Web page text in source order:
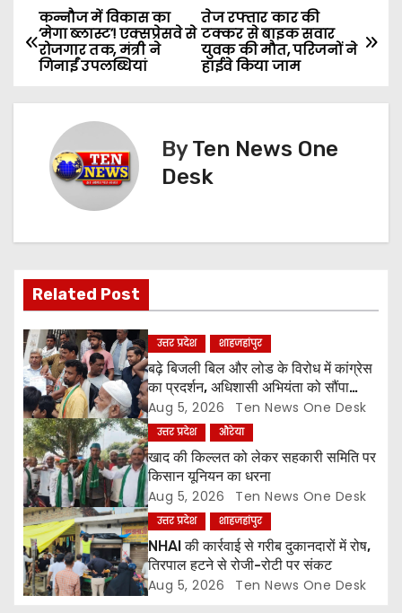
P
o
s
g
a
t
i
o
n
तेज रफ्तार कार की
टक्कर से बाइक सवार
युवक की मौत, परिजनों ने
हाईवे किया जाम
कन्नौज में विकास का
‘मेगा ब्लास्ट’! एक्सप्रेसवे से
रोजगार तक, मंत्री ने
गिनाईं उपलब्धियां
ByTen News One
Desk
Related Post
उत्तर प्रदेश शाहजहांपुर
बढ़े बिजली बिल और लोड के विरोध में कांग्रेस
का प्रदर्शन, अधिशासी अभियंता को सौंपा
ज्ञापन
Aug 5, 2026 Ten News One Desk
उत्तर प्रदेश औरेया
खाद की किल्लत को लेकर सहकारी समिति पर
किसान यूनियन का धरना
Aug 5, 2026 Ten News One Desk
उत्तर प्रदेश शाहजहांपुर
NHAI की कार्रवाई से गरीब दुकानदारों में रोष,
तिरपाल हटने से रोजी-रोटी पर संकट
Aug 5, 2026 Ten News One Desk